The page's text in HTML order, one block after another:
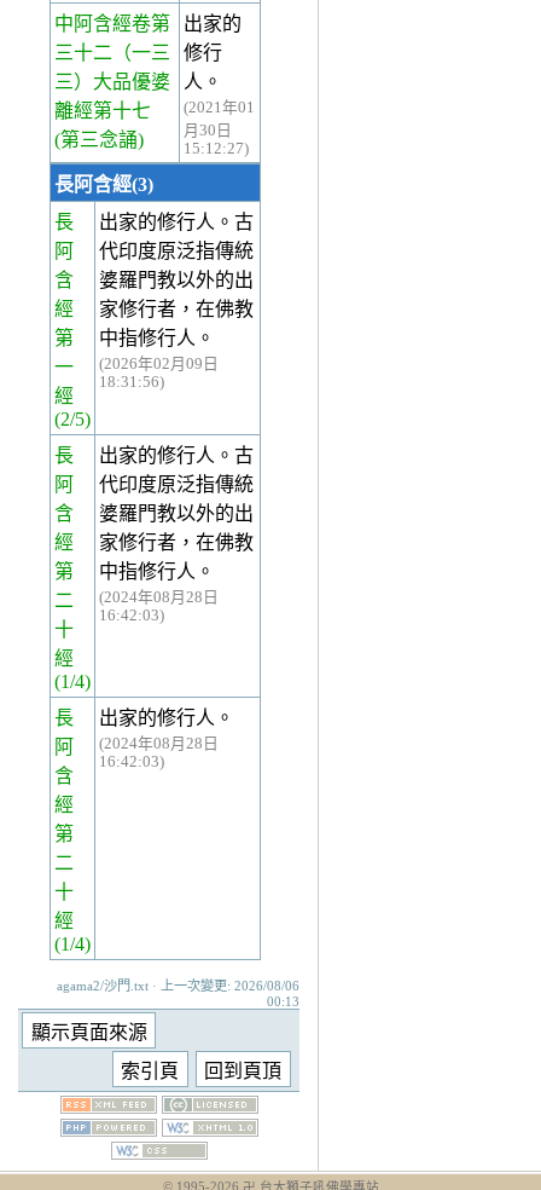
中阿含經卷第
三十二 （一三
三）大品優婆
離經第十七
(第三念誦)
出家的
修行
人。
(2021年01
月30日
15:12:27)
長阿含經(3)
長
阿
含
經
第
一
經
(2/5)
出家的修行人。古
代印度原泛指傳統
婆羅門教以外的出
家修行者，在佛教
中指修行人。
(2026年02月09日
18:31:56)
長
阿
含
經
第
二
十
經
(1/4)
出家的修行人。古
代印度原泛指傳統
婆羅門教以外的出
家修行者，在佛教
中指修行人。
(2024年08月28日
16:42:03)
長
阿
含
經
第
二
十
經
(1/4)
出家的修行人。
(2024年08月28日
16:42:03)
agama2/沙門.txt · 上一次變更: 2026/08/06
00:13
© 1995-2026 卍 台大獅子吼佛學專站